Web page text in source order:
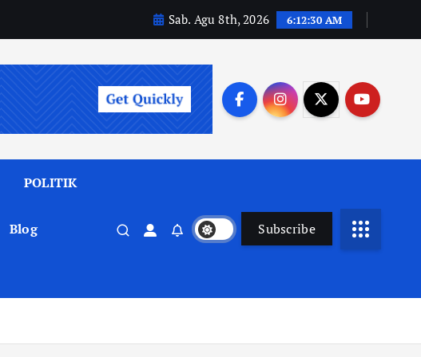
Sab. Agu 8th, 2026 6:12:31 AM
POLITIK
Blog Subscribe